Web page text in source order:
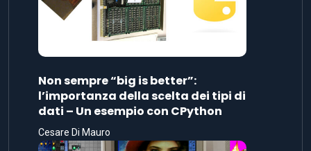
Non sempre “big is better”:
l’importanza della scelta dei tipi di
dati – Un esempio con CPython
Cesare Di Mauro